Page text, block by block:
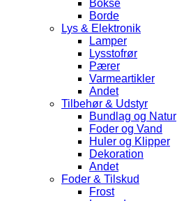
Bokse
Borde
Lys & Elektronik
Lamper
Lysstofrør
Pærer
Varmeartikler
Andet
Tilbehør & Udstyr
Bundlag og Natur
Foder og Vand
Huler og Klipper
Dekoration
Andet
Foder & Tilskud
Frost